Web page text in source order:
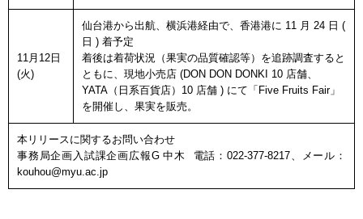
11月12日
(火)
仙台港から出航、横浜港経由で、香港港に 11 月 24 日 (
日 ) 着予定
着後は着荷状況（果実の品質確認等）を追跡調査すると
ともに、現地小売店 (DON DON DONKI 10 店舗、
YATA（日系百貨店）10 店舗 ) にて「Five Fruits Fair」
を開催し、果実を販売。
本リリースに関するお問い合わせ
事務局企画入試課企画広報G 中木 電話：022-377-8217、メール：
kouhou@myu.ac.jp